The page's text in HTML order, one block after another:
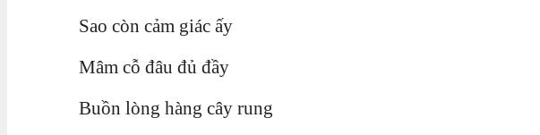
Sao còn cảm giác ấy
Mâm cỗ đâu đủ đầy
Buồn lòng hàng cây rung